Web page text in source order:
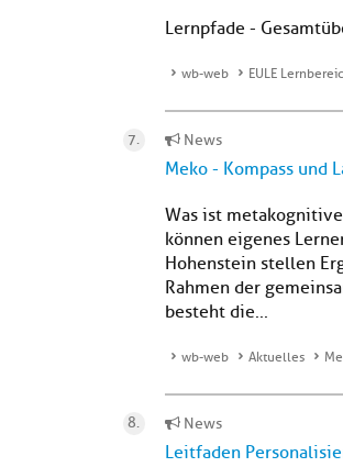
Lernpfade -
wb-web EULE
News
Meko - Kompass und
Was ist
können eigenes
Hohenstein stellen
Rahmen der
besteht die...
wb-web Aktuelles
News
Leitfaden